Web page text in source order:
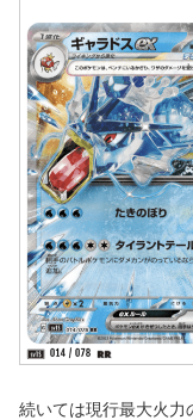
続いては現行最大火力